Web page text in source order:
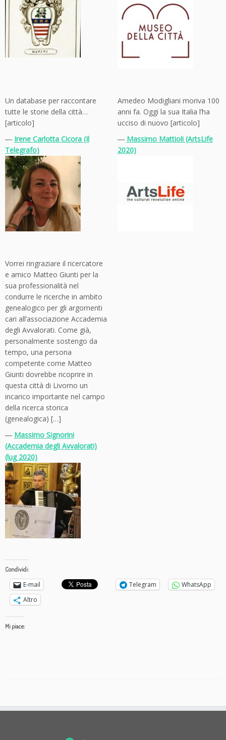
Un database per raccontare
tutte le storie della città…
[articolo]
― Irene Carlotta Cicora (Il
Telegrafo)
Amedeo Modigliani moriva 100
anni fa. Oggi la sua Italia l’ha
ucciso di nuovo [articolo]
― Massimo Mattioli (ArtsLife
2020)
Vorrei ringraziare il ricercatore
e amico Matteo Giunti per la
sua professionalità nel
condurre le ricerche in ambito
genealogico per gli argomenti
cari all’associazione Accademia
degli Avvalorati. Come già,
personalmente sostengo da
tempo, una persona
competente come Matteo
Giunti dovrebbe ricoprire in
questa città di Livorno un
incarico importante nel campo
della ricerca storica
(genealogica) […]
― Massimo Signorini
(Accademia degli Avvalorati)
(lug 2020)
Condividi:
E-mail Telegram
WhatsApp
Altro
Mi piace: